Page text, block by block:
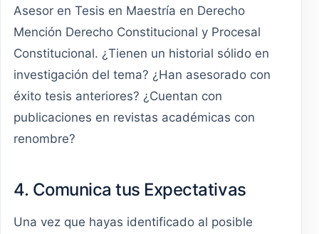
Asesor en Tesis en Maestría en Derecho
Mención Derecho Constitucional y Procesal
Constitucional. ¿Tienen un historial sólido en
investigación del tema? ¿Han asesorado con
éxito tesis anteriores? ¿Cuentan con
publicaciones en revistas académicas con
renombre?
4. Comunica tus Expectativas
Una vez que hayas identificado al posible